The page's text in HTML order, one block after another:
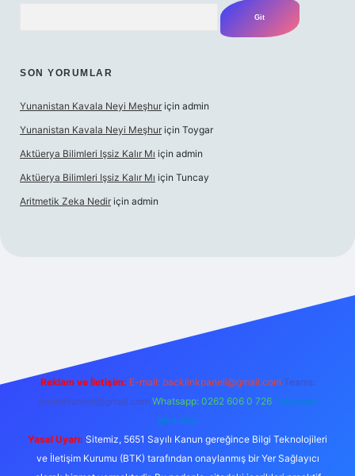
SON YORUMLAR
Yunanistan Kavala Neyi Meşhur için admin
Yunanistan Kavala Neyi Meşhur için Toygar
Aktüerya Bilimleri Işsiz Kalır Mı için admin
Aktüerya Bilimleri Işsiz Kalır Mı için Tuncay
Aritmetik Zeka Nedir için admin
Reklam ve İletişim: E-mail: backlinkpaneli@gmail.com Teams:
forumhizmeti@gmail.com Whatsapp: 0262 606 0 726 Telegram:
@karabul
Yasal Uyarı: Sitemiz, 5651 Sayılı Kanun gereğince Bilgi Teknolojileri
ve İletişim Kurumu (BTK) tarafından onaylanmış bir Yer Sağlayıcı